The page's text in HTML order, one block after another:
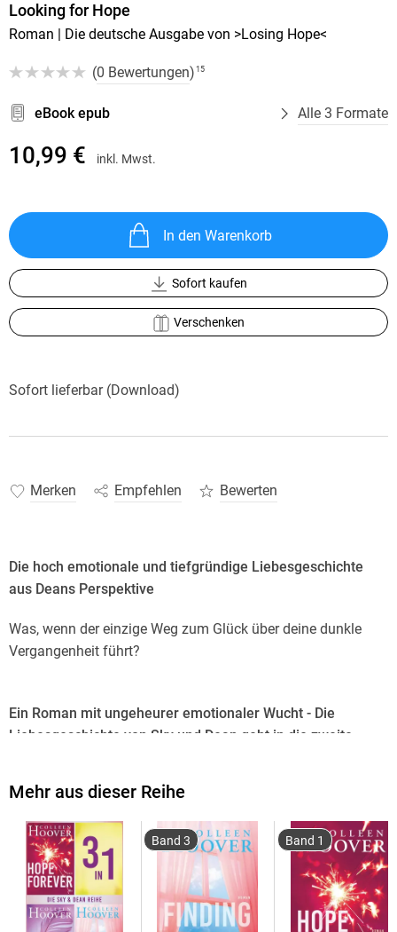
Looking for Hope
Roman | Die deutsche Ausgabe von >Losing Hope<
(0 Bewertungen) 15
eBook epub Alle 3 Formate
10,99 € inkl. Mwst.
In den Warenkorb
Sofort kaufen
Verschenken
Sofort lieferbar (Download)
Merken Empfehlen Bewerten
Die hoch emotionale und tiefgründige Liebesgeschichte
aus Deans Perspektive
Was, wenn der einzige Weg zum Glück über deine dunkle
Vergangenheit führt?
Ein Roman mit ungeheurer emotionaler Wucht - Die
Liebesgeschichte von Sky und Dean geht in die zweite
Dean Holder vermeidet es seit dem Tod seiner Schwester, auf
die Vergangenheit zurückzublicken, und arbeitet stattdessen
lieber kräftig an seinem Image als Bad Boy. Bis er Sky trifft,
die seine Welt von einem Moment auf den anderen aus den
Angeln hebt. Denn sie erinnert Dean an seine verschwundene
Mehr aus dieser Reihe
Band 3 Band 1